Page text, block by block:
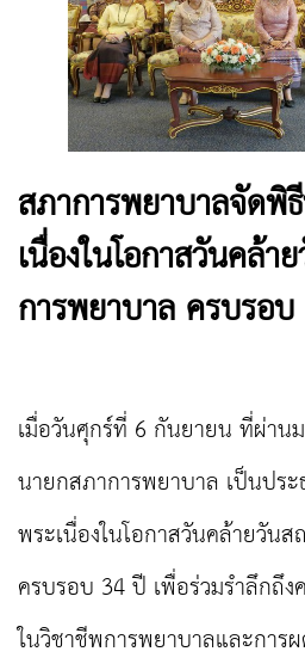
สภาการพยาบาลจัดพิ
เนื่องในโอกาสวันคล้
การพยาบาล ครบรอ
เมื่อวันศุกร์ที่ 6 กันยายน ที่ผ่าน
นายกสภาการพยาบาล เป็นปร
พระเนื่องในโอกาสวันคล้ายวัน
ครบรอบ 34 ปี เพื่อร่วมรำลึกถึ
ในวิชาชีพการพยาบาลและการ